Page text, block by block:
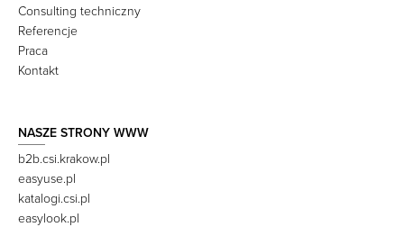
Consulting techniczny
Referencje
Praca
Kontakt
NASZE STRONY WWW
b2b.csi.krakow.pl
easyuse.pl
katalogi.csi.pl
easylook.pl